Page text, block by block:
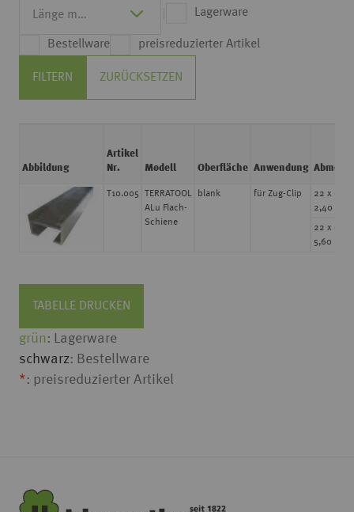
Lagerware
Bestellware preisreduzierter Artikel
FILTERN ZURÜCKSETZEN
T10.005
TERRATOOL
ALu Flach-
Schiene
blank für Zug-Clip
22 x 60
2,40 m
22 x 60
5,60 m
Abbildung
Artikel
Nr.
Modell Oberfläche Anwendung
TABELLE DRUCKEN
grün: Lagerware
schwarz: Bestellware
*: preisreduzierter Artikel